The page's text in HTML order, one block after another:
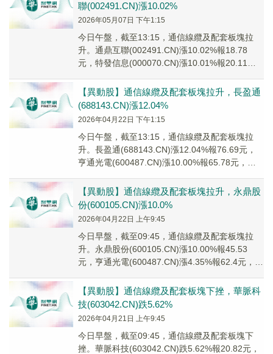
聯(002491.CN)漲10.02%
2026年05月07日 下午1:15
今日午盤，截至13:15，通信線纜及配套板塊拉
升。通鼎互聯(002491.CN)漲10.02%報18.78
元，特發信息(000070.CN)漲10.01%報20.11
【異動股】通信線纜及配套板塊拉升，長盈通
(688143.CN)漲12.04%
2026年04月22日 下午1:15
今日午盤，截至13:15，通信線纜及配套板塊拉
升。長盈通(688143.CN)漲12.04%報76.69元，
亨通光電(600487.CN)漲10.00%報65.78元，永
【異動股】通信線纜及配套板塊拉升，永鼎股
份(600105.CN)漲10.0%
2026年04月22日 上午9:45
今日早盤，截至09:45，通信線纜及配套板塊拉
升。永鼎股份(600105.CN)漲10.00%報45.53
元，亨通光電(600487.CN)漲4.35%報62.4元，特
【異動股】通信線纜及配套板塊下挫，華脈科
技(603042.CN)跌5.62%
2026年04月21日 上午9:45
今日早盤，截至09:45，通信線纜及配套板塊下
挫。華脈科技(603042.CN)跌5.62%報20.82元，